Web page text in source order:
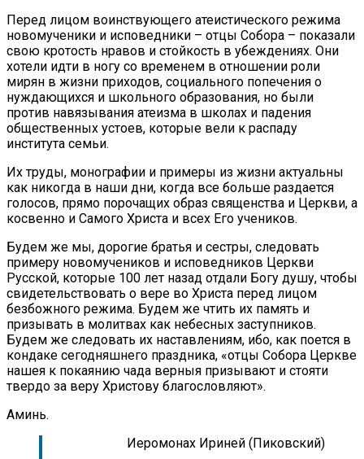
Перед лицом воинствующего атеистического режима
новомученики и исповедники – отцы Собора – показали
свою кротость нравов и стойкость в убеждениях. Они
хотели идти в ногу со временем в отношении роли
мирян в жизни приходов, социального попечения о
нуждающихся и школьного образования, но были
против навязывания атеизма в школах и падения
общественных устоев, которые вели к распаду
института семьи.
Их труды, монографии и примеры из жизни актуальны
как никогда в наши дни, когда все больше раздается
голосов, прямо порочащих образ священства и Церкви, а
косвенно и Самого Христа и всех Его учеников.
Будем же мы, дорогие братья и сестры, следовать
примеру новомучеников и исповедников Церкви
Русской, которые 100 лет назад отдали Богу душу, чтобы
свидетельствовать о вере во Христа перед лицом
безбожного режима. Будем же чтить их память и
призывать в молитвах как небесных заступников.
Будем же следовать их наставлениям, ибо, как поется в
кондаке сегодняшнего праздника, «отцы Собора Церкве
нашея к покаянию чада верныя призывают и стояти
твердо за веру Христову благословляют».
Аминь.
Иеромонах Ириней (Пиковский)